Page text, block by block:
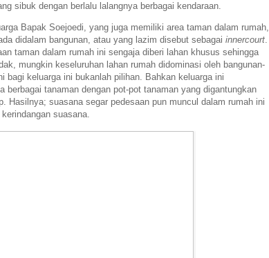
sibuk dengan berlalu lalangnya berbagai kendaraan.
Bapak Soejoedi, yang juga memiliki area taman dalam rumah,
didalam bangunan, atau yang lazim disebut sebagai innercourt.
taman dalam rumah ini sengaja diberi lahan khusus sehingga
mungkin keseluruhan lahan rumah didominasi oleh bangunan-
bagi keluarga ini bukanlah pilihan. Bahkan keluarga ini
berbagai tanaman dengan pot-pot tanaman yang digantungkan
Hasilnya; suasana segar pedesaan pun muncul dalam rumah ini
suasana.